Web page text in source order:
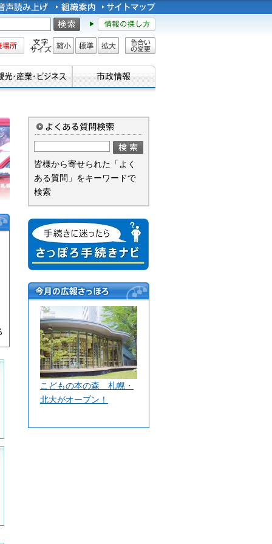
文字サイズ
縮小 標準 拡大
色合い
皆様から寄せられた「よく
ある質問」をキーワードで
検索
手続きに迷ったら さっぽろ手続
きナビ
今月の広報さっぽ
ろ
こどもの本の森 札幌・
北大がオープン！